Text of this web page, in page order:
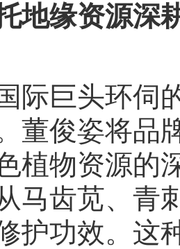
地缘资源深
巨头环伺的
董俊姿将品
植物资源的
马齿苋、青
护功效。这